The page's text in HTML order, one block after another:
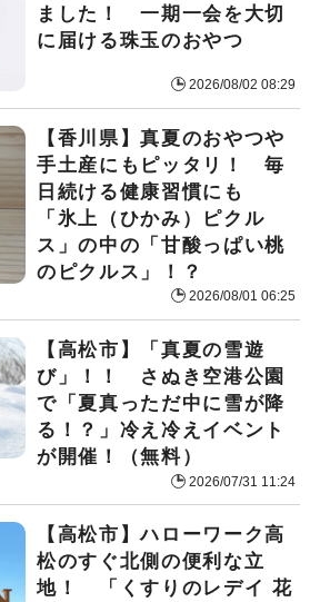
ました！ 一期一会を大切
に届ける珠玉のおやつ
2026/08/02 08:29
【香川県】真夏のおやつや
手土産にもピッタリ！ 毎
日続ける健康習慣にも
「氷上（ひかみ）ピクル
ス」の中の「甘酸っぱい桃
のピクルス」！？
2026/08/01 06:25
【高松市】「真夏の雪遊
び」！！ さぬき空港公園
で「夏真っただ中に雪が降
る！？」冷え冷えイベント
が開催！（無料）
2026/07/31 11:24
【高松市】ハローワーク高
松のすぐ北側の便利な立
地！ 「くすりのレデイ 花